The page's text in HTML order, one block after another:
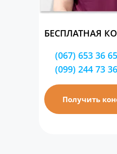
БЕСПЛАТНАЯ
(067) 653 36 65
(099) 244 73 36
Получить